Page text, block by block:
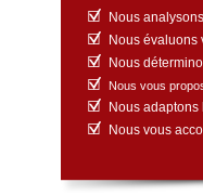
Nous
Nous évaluons
Nous
Nous vous
Nous
Nous vous